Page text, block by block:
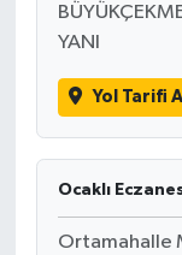
YANI
Yol Tarifi Al
Ocaklı
Ortamahalle